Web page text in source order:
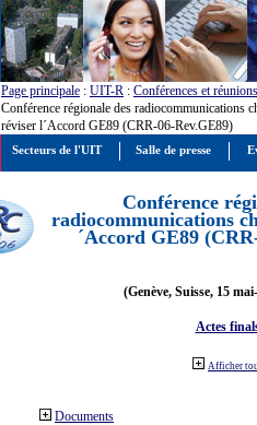
Page principale : UIT-R : Conférences et réunions
Conférence régionale des radiocommunications
réviser l´Accord GE89 (CRR-06-Rev.GE89)
Conférence
radiocommunications
´Accord GE89
(Genève, Suisse, 15
Actes
Afficher
Documents
Secteurs de l'UIT Salle de presse